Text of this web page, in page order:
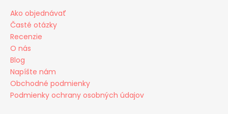
Ako objednávať
Časté otázky
Recenzie
O nás
Blog
Napíšte nám
Obchodné podmienky
Podmienky ochrany osobných údajov